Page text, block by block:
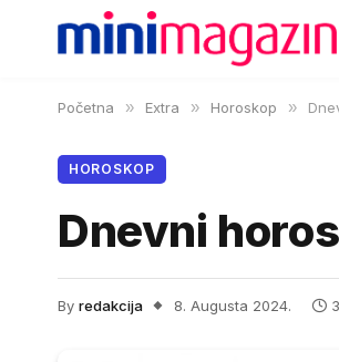
Početna » Extra » Horoskop »
HOROSKOP
Dnevni
By redakcija 8. Augusta 2024.